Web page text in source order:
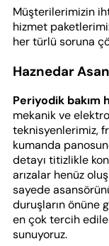
Müşterilerimizin
hizmet
her türlü soruna
Haznedar
Periyodik bakım
mekanik ve
teknisyenlerimiz,
kumanda
detayı titizlikle
arızalar henüz
sayede
duruşların önüne
en çok tercih
sunuyoruz.